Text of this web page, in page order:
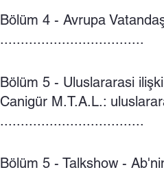
Bölüm 4 - Avrupa
...................................
Bölüm 5 - Uluslararasi
Canigür M.T.A.L.:
...................................
Bölüm 5 - Talkshow -